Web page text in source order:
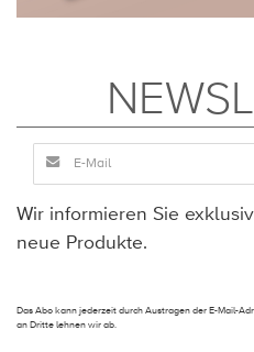
Wir informieren Sie
neue Produkte.
Das Abo kann jederzeit durch Austragen der E-Mail-
an Dritte lehnen wir ab.